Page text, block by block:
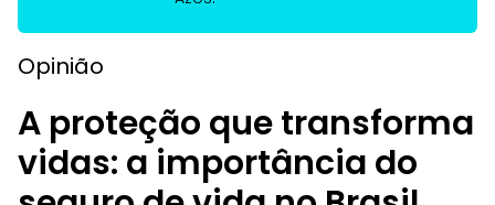
Opinião
A proteção que transforma
vidas: a importância do